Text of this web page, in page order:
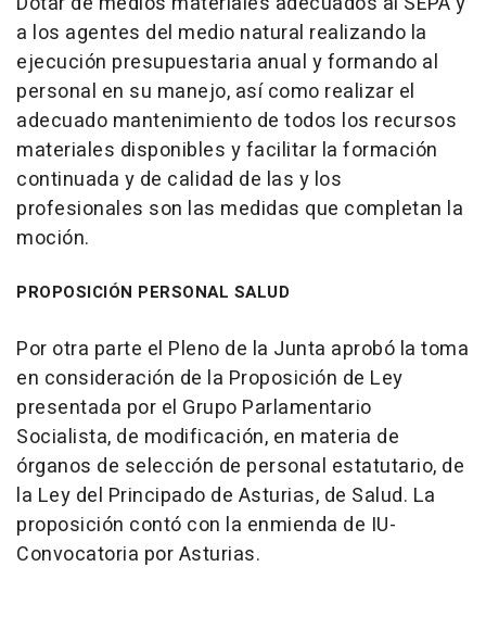
a los agentes del medio natural realizando la
ejecución presupuestaria anual y formando al
personal en su manejo, así como realizar el
adecuado mantenimiento de todos los recursos
materiales disponibles y facilitar la formación
continuada y de calidad de las y los
profesionales son las medidas que completan la
moción.
PROPOSICIÓN PERSONAL SALUD
Por otra parte el Pleno de la Junta aprobó la toma
en consideración de la Proposición de Ley
presentada por el Grupo Parlamentario
Socialista, de modificación, en materia de
órganos de selección de personal estatutario, de
la Ley del Principado de Asturias, de Salud. La
proposición contó con la enmienda de IU-
Convocatoria por Asturias.